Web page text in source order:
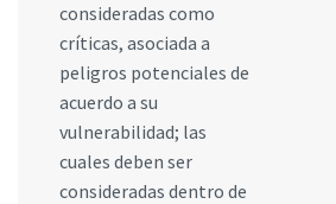
consideradas como
críticas, asociada a
peligros potenciales de
acuerdo a su
vulnerabilidad; las
cuales deben ser
consideradas dentro de